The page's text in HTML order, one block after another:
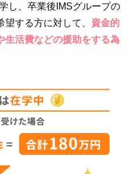
し、卒業後IMSグループの
する方に対して、 資金的
生活費などの援助をする為